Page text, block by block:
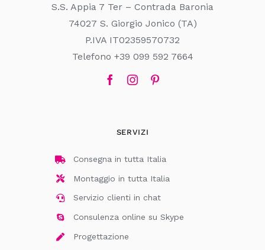
S.S. Appia 7 Ter – Contrada Baronia
74027 S. Giorgio Jonico (TA)
P.IVA IT02359570732
Telefono +39 099 592 7664
SERVIZI
Consegna in tutta Italia
Montaggio in tutta Italia
Servizio clienti in chat
Consulenza online su Skype
Progettazione